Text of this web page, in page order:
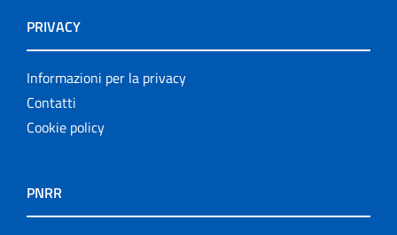
PRIVACY
Informazioni per la privacy
Contatti
Cookie policy
PNRR